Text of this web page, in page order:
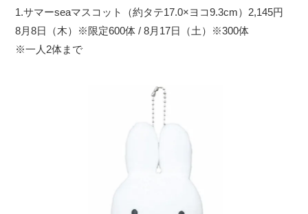
1.サマーseaマスコット（約タテ17.0×ヨコ9.3cm）2,145円
8月8日（木）※限定600体 / 8月17日（土）※300体
※一人2体まで